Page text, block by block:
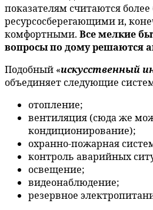
показателям считаются
ресурсосберегающими и,
комфортными. Все мелкие
вопросы по дому решаются
Подобный «искусственный
объединяет следующие
отопление;
вентиляция (сюда же
кондиционирование);
охранно-пожарная
контроль аварийных
освещение;
видеонаблюдение;
резервное